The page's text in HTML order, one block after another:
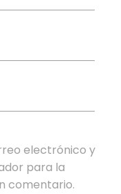
electrónico y
para la
comentario.